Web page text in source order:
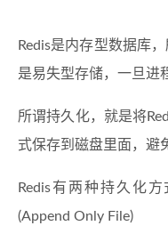
Redis是内存型数据库
是易失型存储，一旦进
所谓持久化，就是将
式保存到磁盘里面，避
Redis有两种持久化方
(Append Only File)